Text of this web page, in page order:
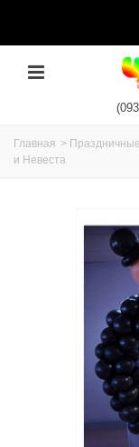
Главная >
и Невеста